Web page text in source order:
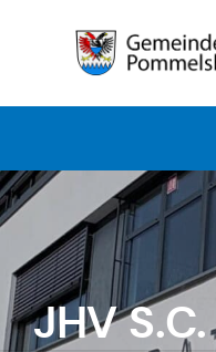
Zur Startseite
JHV